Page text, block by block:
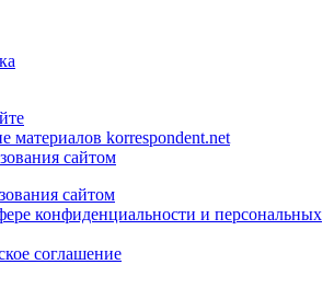
материалов korrespondent.net
сайтом
сайтом
конфиденциальности и персональных
соглашение